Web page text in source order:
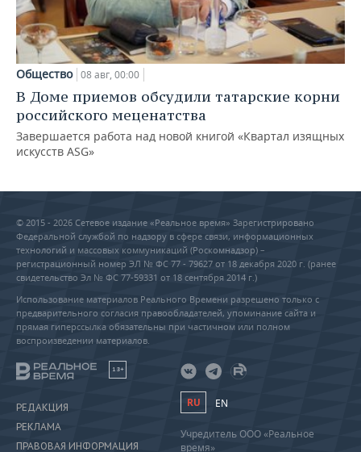
Общество 08 авг, 00:00
В Доме приемов обсудили татарские корни
российского меценатства
Завершается работа над новой книгой «Квартал изящных
искусств ASG»
© 2015 - 2026 Сетевое издание «Реальное время» Зарегистрировано
Федеральной службой по надзору в сфере связи, информационных
технологий и массовых коммуникаций (Роскомнадзор) –
регистрационный номер ЭЛ № ФС 77 - 79627 от 18 декабря 2020 г. (ранее
свидетельство Эл № ФС 77-59331 от 18 сентября 2014 г.)
Использование материалов Реального Времени разрешено только с
предварительного согласия правообладателей, упоминание сайта и
прямая гиперссылка обязательны при частичном или полном
воспроизведении материалов.
18+
РЕДАКЦИЯ
РЕКЛАМА
ПРАВОВАЯ ИНФОРМАЦИЯ
RU EN
Учредитель ООО «Реальное
время»